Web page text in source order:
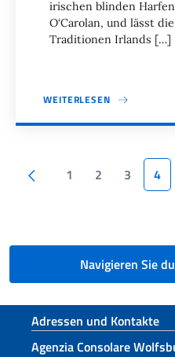
irischen blinden
O‘Carolan, und lässt
Traditionen Irlands […]
WEITERLESEN
Vorherige Seite
1 2 3 4
Navigieren Sie
Fußbereich
Adressen und Kontakte
Agenzia Consolare